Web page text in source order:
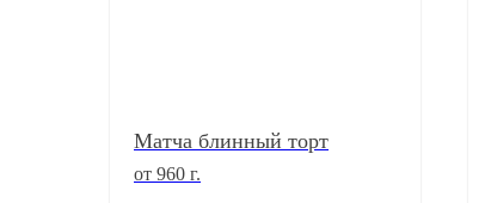
Матча блинный торт
от 960 г.